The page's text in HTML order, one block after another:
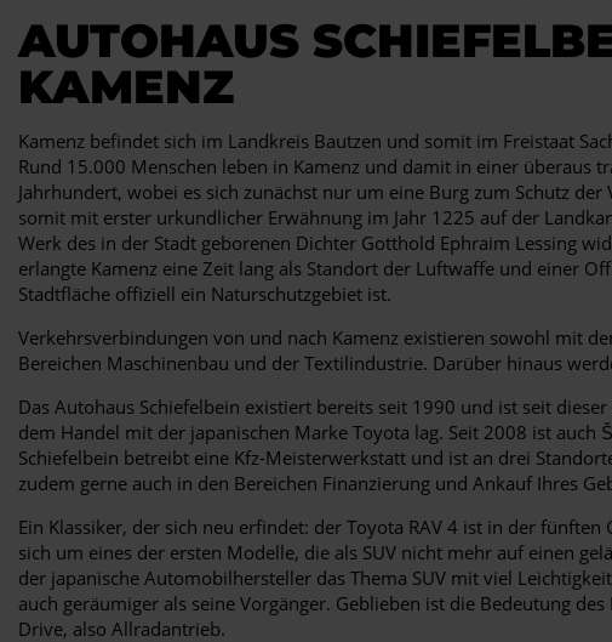
AUTOHAUS
KAMENZ
Kamenz befindet sich im Landkreis Bautzen und somit im Freistaat
Rund 15.000 Menschen leben in Kamenz und damit in einer überaus
Jahrhundert, wobei es sich zunächst nur um eine Burg zum Schutz
somit mit erster urkundlicher Erwähnung im Jahr 1225 auf der
Werk des in der Stadt geborenen Dichter Gotthold Ephraim Lessing
erlangte Kamenz eine Zeit lang als Standort der Luftwaffe und einer
Stadtfläche offiziell ein Naturschutzgebiet ist.
Verkehrsverbindungen von und nach Kamenz existieren sowohl mit
Bereichen Maschinenbau und der Textilindustrie. Darüber hinaus
Das Autohaus Schiefelbein existiert bereits seit 1990 und ist seit
dem Handel mit der japanischen Marke Toyota lag. Seit 2008 ist
Schiefelbein betreibt eine Kfz-Meisterwerkstatt und ist an drei
zudem gerne auch in den Bereichen Finanzierung und Ankauf Ihres
Ein Klassiker, der sich neu erfindet: der Toyota RAV 4 ist in der
sich um eines der ersten Modelle, die als SUV nicht mehr auf einen
der japanische Automobilhersteller das Thema SUV mit viel
auch geräumiger als seine Vorgänger. Geblieben ist die Bedeutung
Drive, also Allradantrieb.